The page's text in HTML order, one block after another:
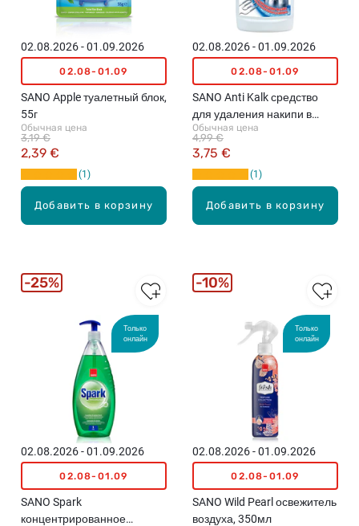
Добавить в корзину
02.08.2026 - 01.09.2026
02.08-01.09
SANO Apple туалетный блок,
55г
Обычная цена
2,39 €
3,19 €
1
Добавить в корзину
02.08.2026 - 01.09.2026
02.08-01.09
SANO Anti Kalk средство
для удаления накипи в
чайниках и кофеварках,
500мл
Обычная цена
3,75 €
4,99 €
1
Только
онлайн
02.08.2026 - 01.09.2026
02.08-01.09
SANO Spark
концентрированное
25%
Только
онлайн
02.08.2026 - 01.09.2026
02.08-01.09
SANO Wild Pearl освежитель
воздуха, 350мл
10%